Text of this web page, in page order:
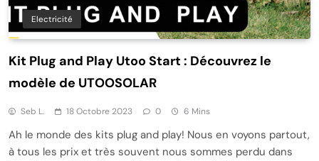
Electricité
Kit Plug and Play Utoo Start : Découvrez le
modèle de UTOOSOLAR
Seb L. 18 Octobre 2023 0 6 Mins
Ah le monde des kits plug and play! Nous en voyons partout,
à tous les prix et très souvent nous sommes perdu dans